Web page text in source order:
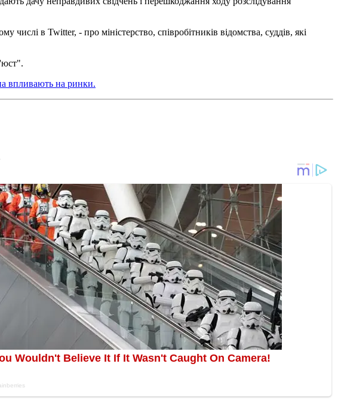
в Twitter, - про міністерство, співробітників відомства, суддів, які
впливають на ринки.